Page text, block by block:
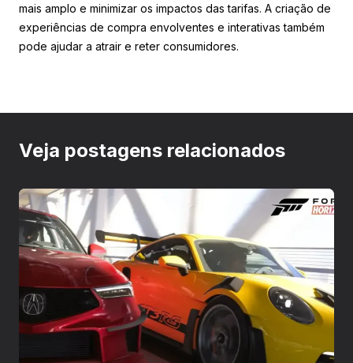
mais amplo e minimizar os impactos das tarifas. A criação de
experiências de compra envolventes e interativas também
pode ajudar a atrair e reter consumidores.
Veja postagens relacionados